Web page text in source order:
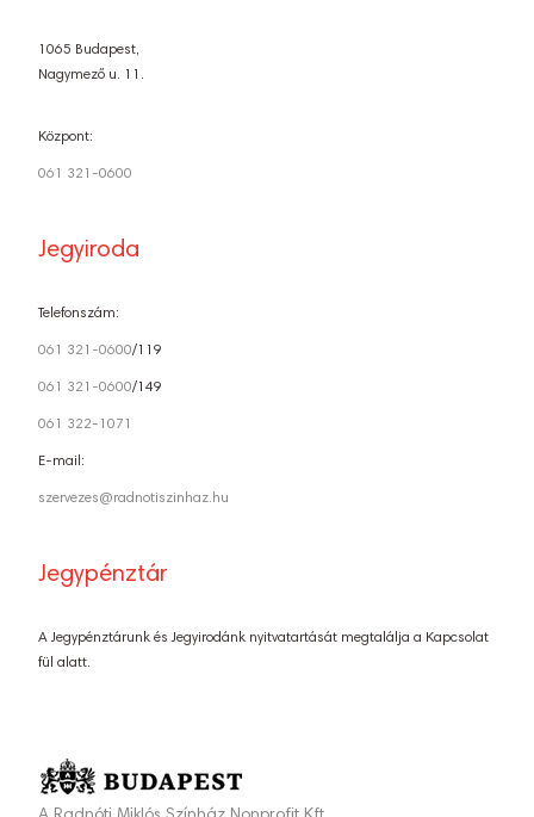
1065 Budapest,
Nagymező u. 11.
Központ:
061 321-0600
Jegyiroda
Telefonszám:
061 321-0600/119
061 321-0600/149
061 322-1071
E-mail:
szervezes@radnotiszinhaz.hu
Jegypénztár
A Jegypénztárunk és Jegyirodánk nyitvatartását megtalálja a Kapcsolat
fül alatt.